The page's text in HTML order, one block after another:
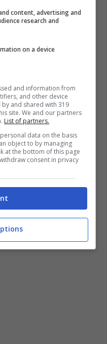
e ruba
tornare a casa
su
per ‘affittare’
in pochi minuti ed
da parte della
La Procura
per indagare
telefonino.
content, advertising and
research and
on a device
and information from
and other device
and shared with 319
site. We and our partners
List of partners.
data on the basis
object to by managing
at the bottom of this page
consent in privacy